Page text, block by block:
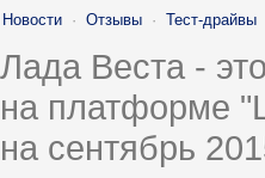
Новости · Отзывы · Тест-драйвы
Лада Веста -
на платформе
на сентябрь